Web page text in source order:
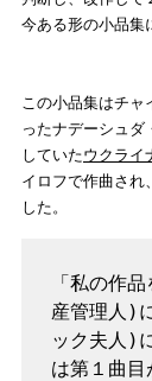
今ある形の小品集
この小品集はチャ
ったナデーシュダ
していたウクライ
イロフで作曲され
した。
「私の作
産管理人)
ック夫人)
は第１曲目